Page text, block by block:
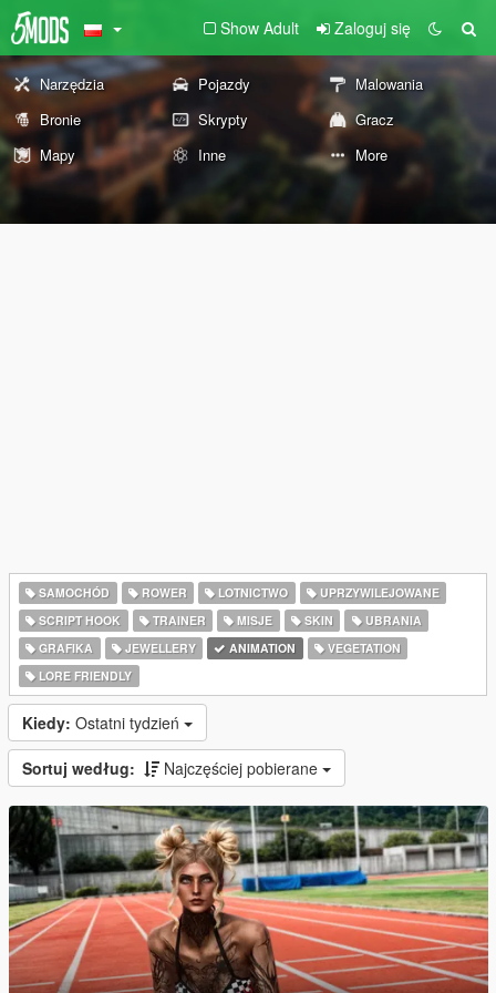
Show Adult Zaloguj się
Narzędzia Pojazdy
Malowania
Bronie
Skrypty
Gracz
Mapy
Inne More
SAMOCHÓD ROWER LOTNICTWO
UPRZYWILEJOWANE
SCRIPT HOOK
TRAINER MISJE SKIN
UBRANIA
GRAFIKA
JEWELLERY ANIMATION
VEGETATION
LORE FRIENDLY
Kiedy: Ostatni tydzień
Sortuj według: Najczęściej pobierane